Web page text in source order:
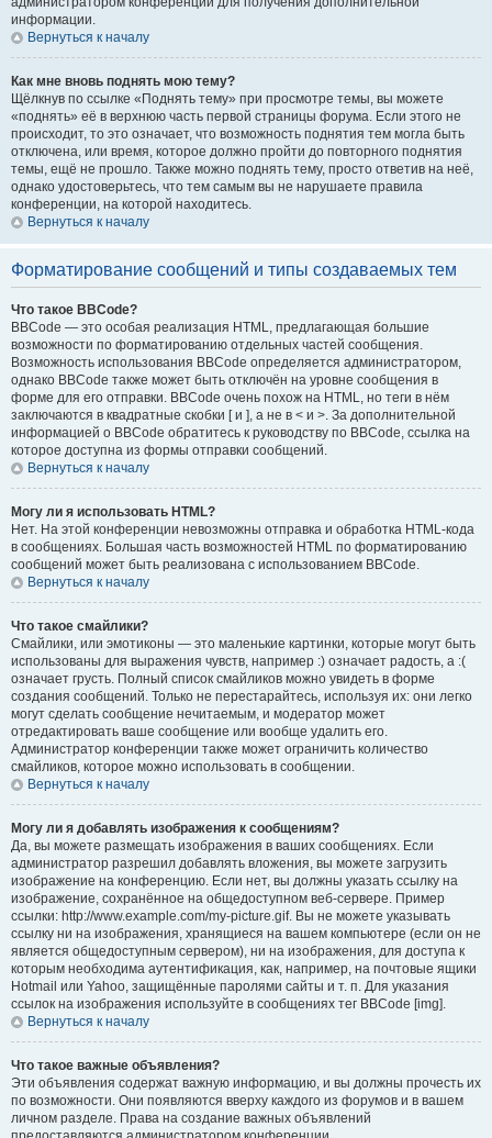
информации.
Вернуться к началу
Как мне вновь поднять мою тему?
Щёлкнув по ссылке «Поднять тему» при просмотре темы, вы можете
«поднять» её в верхнюю часть первой страницы форума. Если этого не
происходит, то это означает, что возможность поднятия тем могла быть
отключена, или время, которое должно пройти до повторного поднятия
темы, ещё не прошло. Также можно поднять тему, просто ответив на неё,
однако удостоверьтесь, что тем самым вы не нарушаете правила
конференции, на которой находитесь.
Вернуться к началу
Форматирование сообщений и типы создаваемых тем
Что такое BBCode?
BBCode — это особая реализация HTML, предлагающая большие
возможности по форматированию отдельных частей сообщения.
Возможность использования BBCode определяется администратором,
однако BBCode также может быть отключён на уровне сообщения в
форме для его отправки. BBCode очень похож на HTML, но теги в нём
заключаются в квадратные скобки [ и ], а не в < и >. За дополнительной
информацией о BBCode обратитесь к руководству по BBCode, ссылка на
которое доступна из формы отправки сообщений.
Вернуться к началу
Могу ли я использовать HTML?
Нет. На этой конференции невозможны отправка и обработка HTML-кода
в сообщениях. Большая часть возможностей HTML по форматированию
сообщений может быть реализована с использованием BBCode.
Вернуться к началу
Что такое смайлики?
Смайлики, или эмотиконы — это маленькие картинки, которые могут быть
использованы для выражения чувств, например :) означает радость, а :(
означает грусть. Полный список смайликов можно увидеть в форме
создания сообщений. Только не перестарайтесь, используя их: они легко
могут сделать сообщение нечитаемым, и модератор может
отредактировать ваше сообщение или вообще удалить его.
Администратор конференции также может ограничить количество
смайликов, которое можно использовать в сообщении.
Вернуться к началу
Могу ли я добавлять изображения к сообщениям?
Да, вы можете размещать изображения в ваших сообщениях. Если
администратор разрешил добавлять вложения, вы можете загрузить
изображение на конференцию. Если нет, вы должны указать ссылку на
изображение, сохранённое на общедоступном веб-сервере. Пример
ссылки: http://www.example.com/my-picture.gif. Вы не можете указывать
ссылку ни на изображения, хранящиеся на вашем компьютере (если он не
является общедоступным сервером), ни на изображения, для доступа к
которым необходима аутентификация, как, например, на почтовые ящики
Hotmail или Yahoo, защищённые паролями сайты и т. п. Для указания
ссылок на изображения используйте в сообщениях тег BBCode [img].
Вернуться к началу
Что такое важные объявления?
Эти объявления содержат важную информацию, и вы должны прочесть их
по возможности. Они появляются вверху каждого из форумов и в вашем
личном разделе. Права на создание важных объявлений